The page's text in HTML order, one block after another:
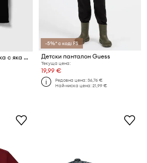
Детска памучна тениска с яка Guess
-5%* с код: FS
Детски панталон Guess
Текуща цена:
19,99 €
Редовна цена:36,76 €
Най-ниска цена:21,99 €